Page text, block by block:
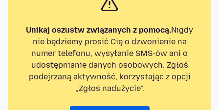
Unikaj oszustw związanych z pomocą.Nigdy
nie będziemy prosić Cię o dzwonienie na
numer telefonu, wysyłanie SMS-ów ani o
udostępnianie danych osobowych. Zgłoś
podejrzaną aktywność, korzystając z opcji
„Zgłoś nadużycie”.